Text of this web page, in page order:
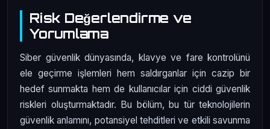
Risk Değerlendirme ve
Yorumlama
Siber güvenlik dünyasında, klavye ve fare kontrolünü
ele geçirme işlemleri hem saldırganlar için cazip bir
hedef sunmakta hem de kullanıcılar için ciddi güvenlik
riskleri oluşturmaktadır. Bu bölüm, bu tür teknolojilerin
güvenlik anlamını, potansiyel tehditleri ve etkili savunma